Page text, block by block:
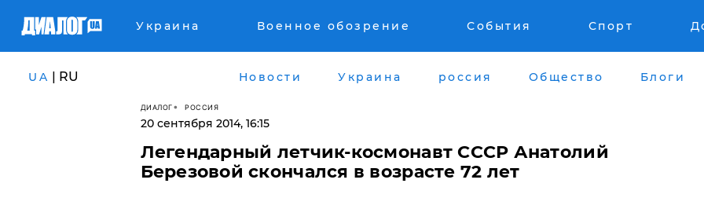
Украина Военное обозрение События Спорт
UA | RU Новости Украина россия Общество Блоги
ДИАЛОГ РОССИЯ
20 сентября 2014, 16:15
Легендарный летчик-космонавт СССР Анатолий
Березовой скончался в возрасте 72 лет